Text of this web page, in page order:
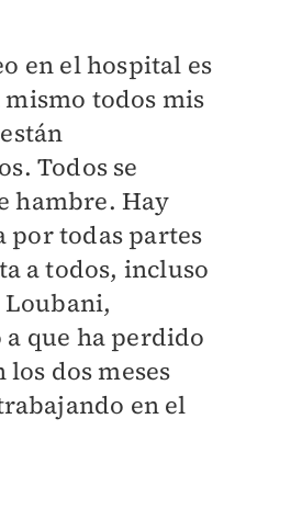
en el hospital es
mismo todos mis
Todos se
hambre. Hay
por todas partes
a todos, incluso
que ha perdido
los dos meses
en el